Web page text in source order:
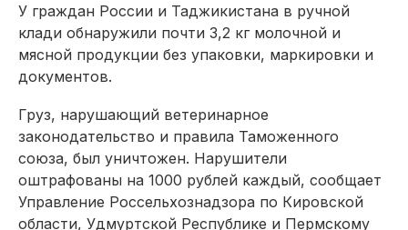
У граждан России и Таджикистана в ручной
клади обнаружили почти 3,2 кг молочной и
мясной продукции без упаковки, маркировки и
документов.
Груз, нарушающий ветеринарное
законодательство и правила Таможенного
союза, был уничтожен. Нарушители
оштрафованы на 1000 рублей каждый, сообщает
Управление Россельхознадзора по Кировской
области, Удмуртской Республике и Пермскому